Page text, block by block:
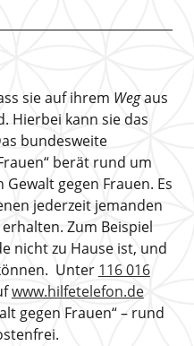
sie auf ihrem Wegaus
Hierbei kann sie das
bundesweite
berät rund um
gegen Frauen. Es
jederzeit jemanden
Zum Beispiel
nicht zu Hause ist, und
Unter 116 016
www.hilfetelefon.de
gegen Frauen“ – rund